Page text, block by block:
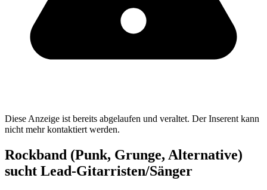
Diese Anzeige ist bereits abgelaufen und veraltet. Der Inserent kann
nicht mehr kontaktiert werden.
Rockband (Punk, Grunge, Alternative)
sucht Lead-Gitarristen/Sänger